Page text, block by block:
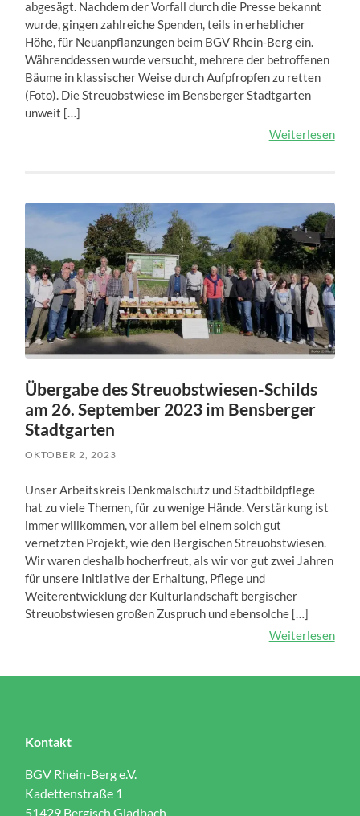
abgesägt. Nachdem der Vorfall durch die Presse bekannt
wurde, gingen zahlreiche Spenden, teils in erheblicher
Höhe, für Neuanpflanzungen beim BGV Rhein-Berg ein.
Währenddessen wurde versucht, mehrere der betroffenen
Bäume in klassischer Weise durch Aufpfropfen zu retten
(Foto). Die Streuobstwiese im Bensberger Stadtgarten
unweit […]
Weiterlesen
Übergabe des Streuobstwiesen-Schilds
am 26. September 2023 im Bensberger
Stadtgarten
OKTOBER 2, 2023
Unser Arbeitskreis Denkmalschutz und Stadtbildpflege
hat zu viele Themen, für zu wenige Hände. Verstärkung ist
immer willkommen, vor allem bei einem solch gut
vernetzten Projekt, wie den Bergischen Streuobstwiesen.
Wir waren deshalb hocherfreut, als wir vor gut zwei Jahren
für unsere Initiative der Erhaltung, Pflege und
Weiterentwicklung der Kulturlandschaft bergischer
Streuobstwiesen großen Zuspruch und ebensolche […]
Weiterlesen
Kontakt
BGV Rhein-Berg e.V.
Kadettenstraße 1
51429 Bergisch Gladbach